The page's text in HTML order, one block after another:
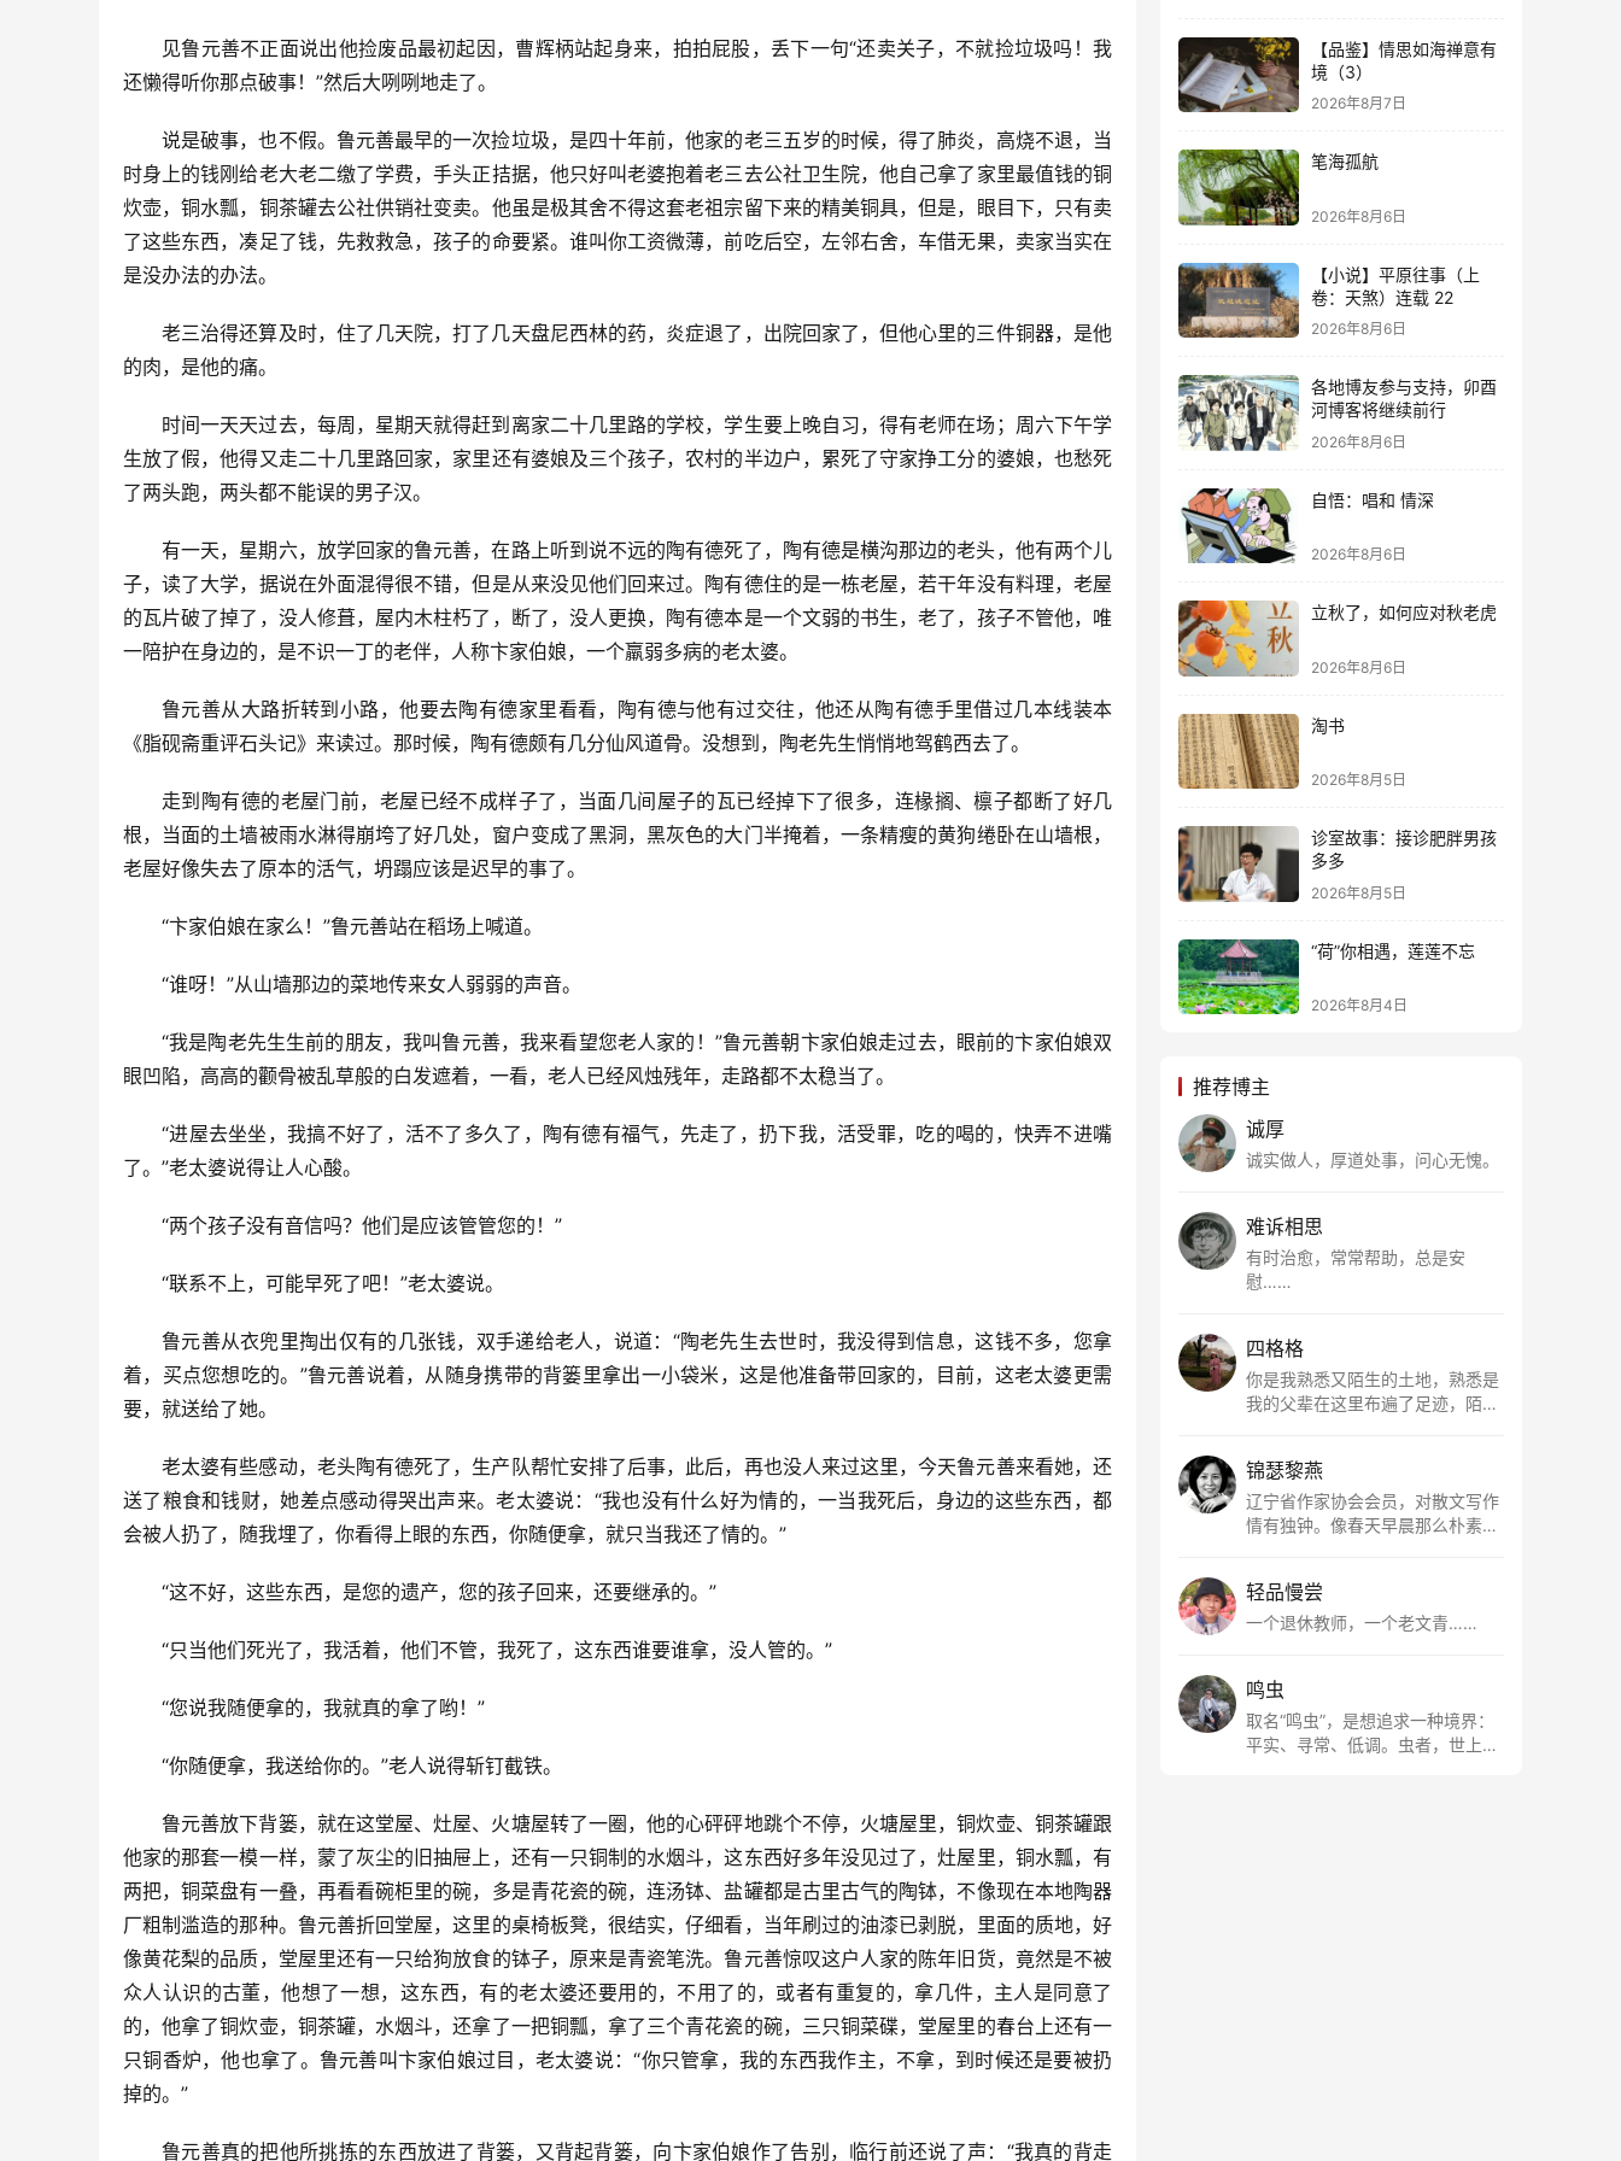
见鲁元善不正面说出他捡废品最初起因，曹辉柄站起身来，拍拍屁股，丢下一句“还卖关子，不就捡垃圾吗！我
还懒得听你那点破事！”然后大咧咧地走了。
说是破事，也不假。鲁元善最早的一次捡垃圾，是四十年前，他家的老三五岁的时候，得了肺炎，高烧不退，当
时身上的钱刚给老大老二缴了学费，手头正拮据，他只好叫老婆抱着老三去公社卫生院，他自己拿了家里最值钱的铜
炊壶，铜水瓢，铜茶罐去公社供销社变卖。他虽是极其舍不得这套老祖宗留下来的精美铜具，但是，眼目下，只有卖
了这些东西，凑足了钱，先救救急，孩子的命要紧。谁叫你工资微薄，前吃后空，左邻右舍，车借无果，卖家当实在
是没办法的办法。
老三治得还算及时，住了几天院，打了几天盘尼西林的药，炎症退了，出院回家了，但他心里的三件铜器，是他
的肉，是他的痛。
时间一天天过去，每周，星期天就得赶到离家二十几里路的学校，学生要上晚自习，得有老师在场；周六下午学
生放了假，他得又走二十几里路回家，家里还有婆娘及三个孩子，农村的半边户，累死了守家挣工分的婆娘，也愁死
了两头跑，两头都不能误的男子汉。
有一天，星期六，放学回家的鲁元善，在路上听到说不远的陶有德死了，陶有德是横沟那边的老头，他有两个儿
子，读了大学，据说在外面混得很不错，但是从来没见他们回来过。陶有德住的是一栋老屋，若干年没有料理，老屋
的瓦片破了掉了，没人修葺，屋内木柱朽了，断了，没人更换，陶有德本是一个文弱的书生，老了，孩子不管他，唯
一陪护在身边的，是不识一丁的老伴，人称卞家伯娘，一个羸弱多病的老太婆。
鲁元善从大路折转到小路，他要去陶有德家里看看，陶有德与他有过交往，他还从陶有德手里借过几本线装本
《脂砚斋重评石头记》来读过。那时候，陶有德颇有几分仙风道骨。没想到，陶老先生悄悄地驾鹤西去了。
走到陶有德的老屋门前，老屋已经不成样子了，当面几间屋子的瓦已经掉下了很多，连椽搁、檩子都断了好几
根，当面的土墙被雨水淋得崩垮了好几处，窗户变成了黑洞，黑灰色的大门半掩着，一条精瘦的黄狗绻卧在山墙根，
老屋好像失去了原本的活气，坍蹋应该是迟早的事了。
“卞家伯娘在家么！”鲁元善站在稻场上喊道。
“谁呀！”从山墙那边的菜地传来女人弱弱的声音。
“我是陶老先生生前的朋友，我叫鲁元善，我来看望您老人家的！”鲁元善朝卞家伯娘走过去，眼前的卞家伯娘双
眼凹陷，高高的颧骨被乱草般的白发遮着，一看，老人已经风烛残年，走路都不太稳当了。
“进屋去坐坐，我搞不好了，活不了多久了，陶有德有福气，先走了，扔下我，活受罪，吃的喝的，快弄不进嘴
了。”老太婆说得让人心酸。
“两个孩子没有音信吗？他们是应该管管您的！”
“联系不上，可能早死了吧！”老太婆说。
鲁元善从衣兜里掏出仅有的几张钱，双手递给老人，说道：“陶老先生去世时，我没得到信息，这钱不多，您拿
着，买点您想吃的。”鲁元善说着，从随身携带的背篓里拿出一小袋米，这是他准备带回家的，目前，这老太婆更需
要，就送给了她。
老太婆有些感动，老头陶有德死了，生产队帮忙安排了后事，此后，再也没人来过这里，今天鲁元善来看她，还
送了粮食和钱财，她差点感动得哭出声来。老太婆说：“我也没有什么好为情的，一当我死后，身边的这些东西，都
会被人扔了，随我埋了，你看得上眼的东西，你随便拿，就只当我还了情的。”
“这不好，这些东西，是您的遗产，您的孩子回来，还要继承的。”
“只当他们死光了，我活着，他们不管，我死了，这东西谁要谁拿，没人管的。”
“您说我随便拿的，我就真的拿了哟！”
“你随便拿，我送给你的。”老人说得斩钉截铁。
鲁元善放下背篓，就在这堂屋、灶屋、火塘屋转了一圈，他的心砰砰地跳个不停，火塘屋里，铜炊壶、铜茶罐跟
他家的那套一模一样，蒙了灰尘的旧抽屉上，还有一只铜制的水烟斗，这东西好多年没见过了，灶屋里，铜水瓢，有
两把，铜菜盘有一叠，再看看碗柜里的碗，多是青花瓷的碗，连汤钵、盐罐都是古里古气的陶钵，不像现在本地陶器
厂粗制滥造的那种。鲁元善折回堂屋，这里的桌椅板凳，很结实，仔细看，当年刷过的油漆已剥脱，里面的质地，好
像黄花梨的品质，堂屋里还有一只给狗放食的钵子，原来是青瓷笔洗。鲁元善惊叹这户人家的陈年旧货，竟然是不被
众人认识的古董，他想了一想，这东西，有的老太婆还要用的，不用了的，或者有重复的，拿几件，主人是同意了
的，他拿了铜炊壶，铜茶罐，水烟斗，还拿了一把铜瓢，拿了三个青花瓷的碗，三只铜菜碟，堂屋里的春台上还有一
只铜香炉，他也拿了。鲁元善叫卞家伯娘过目，老太婆说：“你只管拿，我的东西我作主，不拿，到时候还是要被扔
掉的。”
鲁元善真的把他所挑拣的东西放进了背篓，又背起背篓，向卞家伯娘作了告别，临行前还说了声：“我真的背走
【品鉴】情思如海禅意有
境（3）
2026年8月7日
笔海孤航
2026年8月6日
【小说】平原往事（上
卷：天煞）连载 22
2026年8月6日
各地博友参与支持，卯酉
河博客将继续前行
2026年8月6日
自悟：唱和 情深
2026年8月6日
立秋了，如何应对秋老虎
2026年8月6日
淘书
2026年8月5日
诊室故事：接诊肥胖男孩
多多
2026年8月5日
“荷”你相遇，莲莲不忘
2026年8月4日
推荐博主
诚厚
诚实做人，厚道处事，问心无愧。
难诉相思
有时治愈，常常帮助，总是安
慰……
四格格
你是我熟悉又陌生的土地，熟悉是
我的父辈在这里布遍了足迹，陌生
根所在，我用文字慢慢认识你、慢
慢熟悉你。
锦瑟黎燕
辽宁省作家协会会员，对散文写作
情有独钟。像春天早晨那么朴素，
轻品慢尝
一个退休教师，一个老文青……
鸣虫
取名“鸣虫”，是想追求一种境界：
平实、寻常、低调。虫者，世上最